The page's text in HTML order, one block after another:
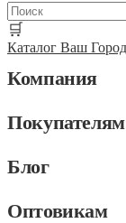
🛒
Каталог Ваш
Компания
Покупателям
Блог
Оптовикам